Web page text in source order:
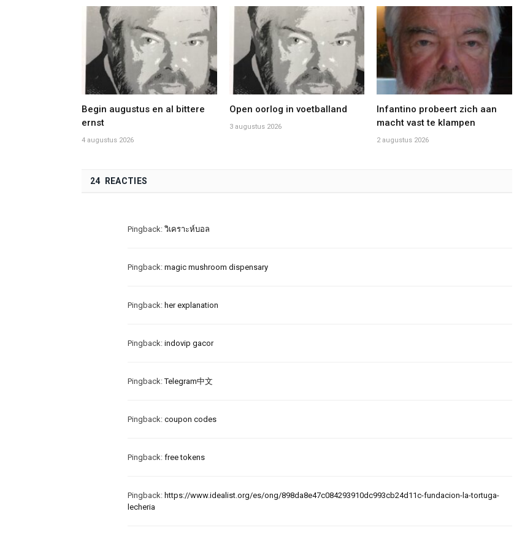
Begin augustus en al bittere
ernst
4 augustus 2026
Open oorlog in voetballand
3 augustus 2026
Infantino probeert zich aan
macht vast te klampen
2 augustus 2026
24 REACTIES
Pingback: วิเคราะห์บอล
Pingback: magic mushroom dispensary​
Pingback: her explanation
Pingback: indovip gacor
Pingback:Telegram中文
Pingback: coupon codes
Pingback: free tokens
Pingback: https://www.idealist.org/es/ong/898da8e47c084293910dc993cb24d11c-fundacion-la-tortuga-
lecheria